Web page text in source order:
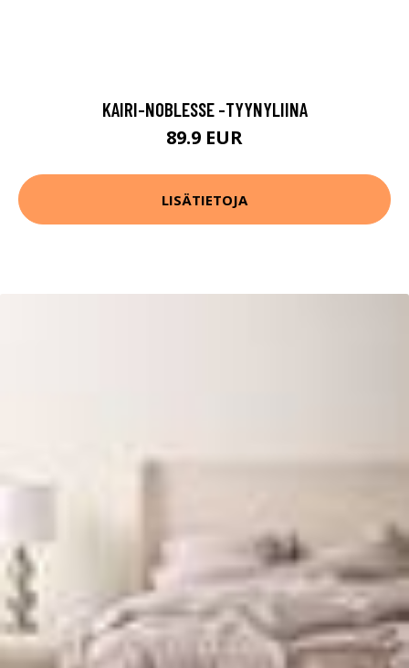
KAIRI-NOBLESSE -TYYNYLIINA
89.9 EUR
LISÄTIETOJA